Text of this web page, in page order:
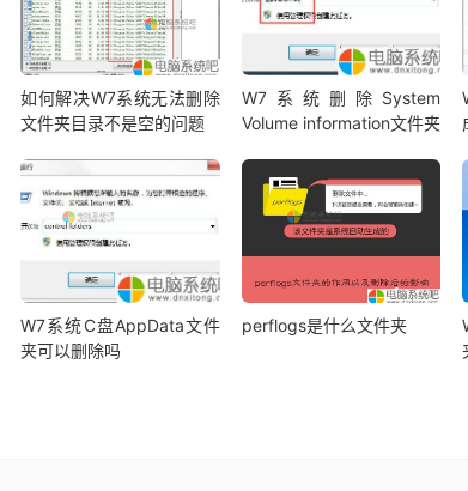
如何解决W7系统无法删除
文件夹目录不是空的问题
W7系统删除System
Volume information文件夹
W7系统C盘AppData文件
夹可以删除吗
perflogs是什么文件夹